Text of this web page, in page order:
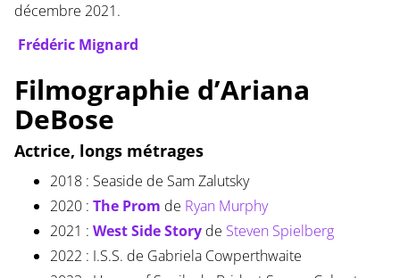
décembre 2021.
Frédéric Mignard
Filmographie d’Ariana
DeBose
Actrice, longs métrages
2018 : Seaside de Sam Zalutsky
2020 : The Prom de Ryan Murphy
2021 : West Side Storyde Steven Spielberg
2022 : I.S.S. de Gabriela Cowperthwaite